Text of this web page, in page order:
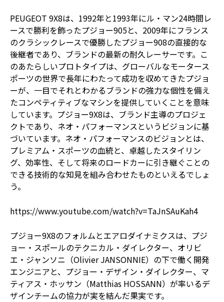
PEUGEOT 9X8は、1992年と1993年にル・マン24時間レ
ースで勝利を飾ったプジョー905と、2009年にフランス
のクラシックレースで優勝したプジョー908の直接的な
後継者であり、ブランドの最新の耐久レーサーです。こ
のあたらしいプロトタイプは、グローバルなモータース
ポーツの世界で長年にわたって成功を収めてきたプジョ
ーが、一目でそれとわかるブランドの強力な個性を備え
たコンペティティブなマシンを提供していくことを意味
しています。プジョー9X8は、ブランド主導のプロジェ
クトであり、ネオ・パフォーマンスというビジョンに基
づいています。ネオ・パフォーマンスのビジョンとは、
プレミアム・スポーツの血統と、卓越したスタイリン
グ、効率性、そして将来のロードカーに引き継ぐことの
できる技術的な知見を組み合わせたものといえるでしょ
う。
https://www.youtube.com/watch?v=TaJnSAuKah4
プジョー9X8のフォルムとエアロダイナミクスは、プジ
ョー・スポールのテクニカル・ダイレクター、オリビ
エ・ジャンソニ（Olivier JANSONNIE）の下で働く開発
エンジニアと、プジョー・デザイン・ダイレクター、マ
ティアス・ホッサン（Matthias HOSSANN）が率いるデ
ザインチームの協力が実を結んだ果実です。